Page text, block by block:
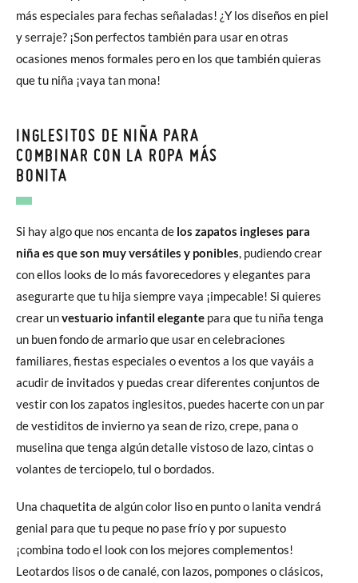
más especiales para fechas señaladas! ¿Y los diseños en piel
y serraje? ¡Son perfectos también para usar en otras
ocasiones menos formales pero en los que también quieras
que tu niña ¡vaya tan mona!
INGLESITOS DE NIÑA PARA
COMBINAR CON LA ROPA MÁS
BONITA
Si hay algo que nos encanta de los zapatos ingleses para
niña es que son muy versátiles y ponibles, pudiendo crear
con ellos looks de lo más favorecedores y elegantes para
asegurarte que tu hija siempre vaya ¡impecable! Si quieres
crear unvestuario infantil elegante para que tu niña tenga
un buen fondo de armario que usar en celebraciones
familiares, fiestas especiales o eventos a los que vayáis a
acudir de invitados y puedas crear diferentes conjuntos de
vestir con los zapatos inglesitos, puedes hacerte con un par
de vestiditos de invierno ya sean de rizo, crepe, pana o
muselina que tenga algún detalle vistoso de lazo, cintas o
volantes de terciopelo, tul o bordados.
Una chaquetita de algún color liso en punto o lanita vendrá
genial para que tu peque no pase frío y por supuesto
¡combina todo el look con los mejores complementos!
Leotardos lisos o de canalé, con lazos, pompones o clásicos,